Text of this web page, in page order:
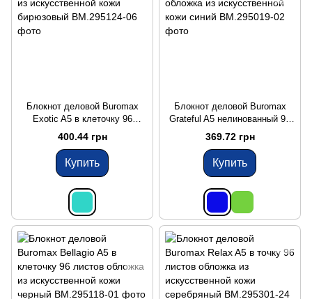
Блокнот деловой Buromax
Exotic A5 в клеточку 96
листов обложка из
искусственной кожи
бирюзовый
400.44 грн
Купить
Блокнот деловой Buromax
Grateful A5 нелинованный 96
листов обложка из
искусственной кожи синий
369.72 грн
Купить